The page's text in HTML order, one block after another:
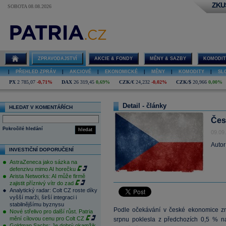
SOBOTA 08.08.2026
ZPRAVODAJSTVÍ AKCIE & FONDY MĚNY & SAZBY
PŘEHLED ZPRÁV AKCIOVÉ EKONOMICKÉ MĚNY KOMODITY
PX 2 785,07 -0,71% DAX 26 319,45 0,69% CZK/€ 24,232 -0,02% CZK/$ 20,966 0,00%
HLEDAT V KOMENTÁŘÍCH
hledat
Pokročilé hledání
INVESTIČNÍ DOPORUČENÍ
AstraZeneca jako sázka na
defenzivu mimo AI horečku
Arista Networks: AI může firmě
zajistit příznivý vítr do zad
Analytický radar: Colt CZ roste díky
vyšší marži, širší integraci i
stabilnějšímu byznysu
Nové střelivo pro další růst. Patria
mění cílovou cenu pro Colt CZ
Detail - články
Podle očekávání v české ekonomice
srpnu poklesla z předchozích 0,5 %